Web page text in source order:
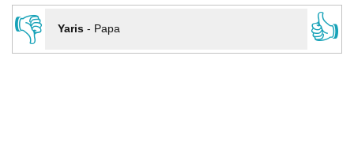
👎
Yaris- Papa 👍